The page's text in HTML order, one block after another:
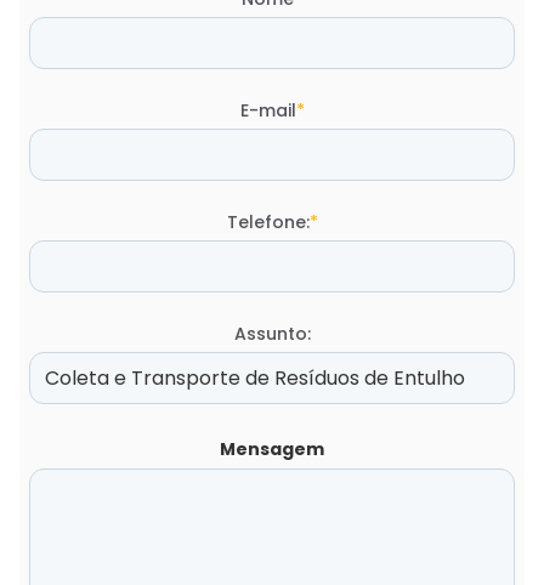
E-mail*
Telefone:*
Assunto:
Mensagem